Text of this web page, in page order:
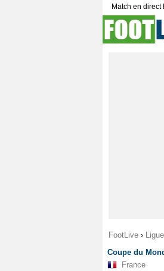
Match en
FootLive ›
Coupe du
France